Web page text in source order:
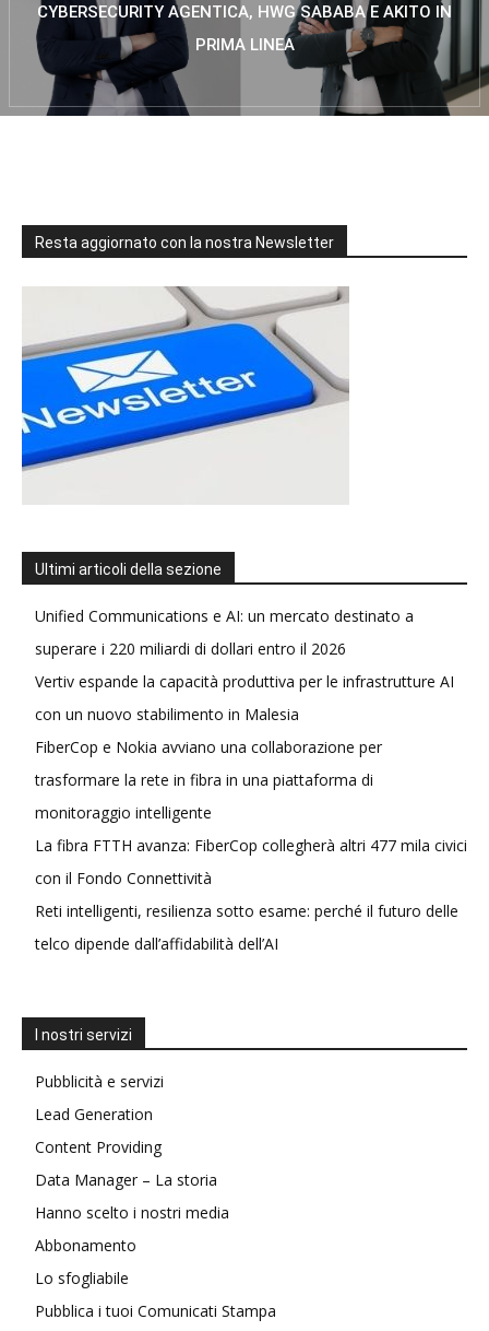
CYBERSECURITY AGENTICA, HWG SABABA E AKITO IN
PRIMA LINEA
Resta aggiornato con la nostra Newsletter
Ultimi articoli della sezione
Unified Communications e AI: un mercato destinato a
superare i 220 miliardi di dollari entro il 2026
Vertiv espande la capacità produttiva per le infrastrutture AI
con un nuovo stabilimento in Malesia
FiberCop e Nokia avviano una collaborazione per
trasformare la rete in fibra in una piattaforma di
monitoraggio intelligente
La fibra FTTH avanza: FiberCop collegherà altri 477 mila civici
con il Fondo Connettività
Reti intelligenti, resilienza sotto esame: perché il futuro delle
telco dipende dall’affidabilità dell’AI
I nostri servizi
Pubblicità e servizi
Lead Generation
Content Providing
Data Manager – La storia
Hanno scelto i nostri media
Abbonamento
Lo sfogliabile
Pubblica i tuoi Comunicati Stampa